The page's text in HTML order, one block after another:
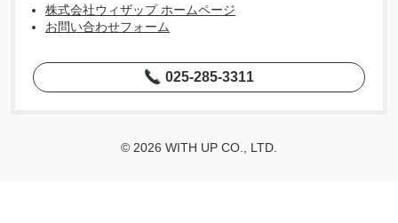
株式会社ウィザップ ホームページ
お問い合わせフォーム
025-285-3311
© 2026 WITH UP CO., LTD.